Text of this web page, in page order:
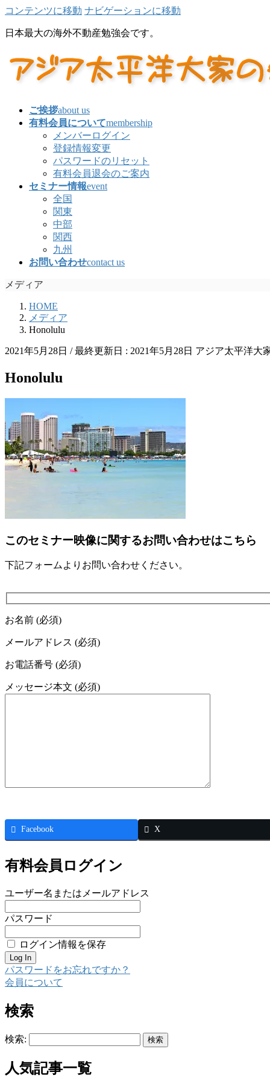
コンテンツに移動 ナビゲーションに移動
日本最大の海外不動産勉強会です。
ご挨拶about us
有料会員についてmembership
メンバーログイン
登録情報変更
パスワードのリセット
有料会員退会のご案内
セミナー情報event
全国
関東
中部
関西
九州
お問い合わせcontact us
メディア
HOME
メディア
Honolulu
2021年5月28日 / 最終更新日 : 2021年5月28日 アジア太平洋大
Honolulu
このセミナー映像に関するお問い合わせはこちら
下記フォームよりお問い合わせください。
お名前 (必須)
メールアドレス (必須)
お電話番号 (必須)
メッセージ本文 (必須)
Facebook X
有料会員ログイン
ユーザー名またはメールアドレス
パスワード
ログイン情報を保存
パスワードをお忘れですか？
会員について
検索
検索:
人気記事一覧